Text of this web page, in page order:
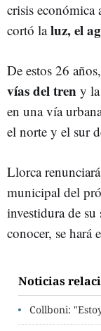
crisis económica
cortó laluz, el
De estos 26
vías del tren y
en una vía
el norte y el sur
Llorca
municipal del
investidura de
conocer, se hará
Noticias
Collboni: